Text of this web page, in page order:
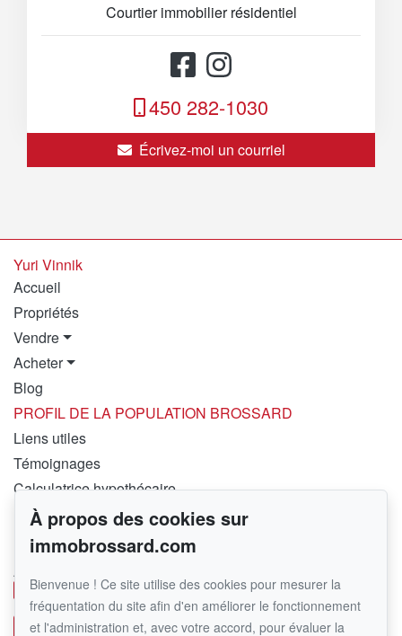
Courtier immobilier résidentiel
450 282-1030
Écrivez-moi un courriel
Yuri Vinnik
Accueil
Propriétés
Vendre
Acheter
Blog
PROFIL DE LA POPULATION BROSSARD
Liens utiles
Témoignages
Calculatrice hypothécaire
Pour me joindre
RE/MAX PLATINE – FRANCHISÉ INDÉPENDANT ET
AUTONOME DE RE/MAX QUÉBEC
450 282-1030
Écrivez-moi un courriel
À propos des cookies sur
immobrossard.com
Bienvenue ! Ce site utilise des cookies pour mesurer la
fréquentation du site afin d'en améliorer le fonctionnement
et l'administration et, avec votre accord, pour évaluer la